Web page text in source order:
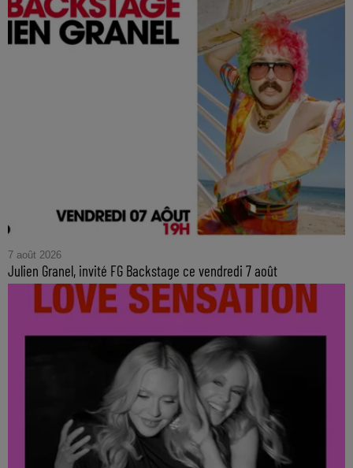
7 août 2026
Julien Granel, invité FG Backstage ce vendredi 7 août